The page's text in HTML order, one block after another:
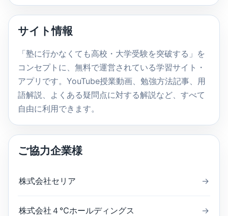
ト
検
索
サイト情報
「塾に行かなくても高校・大学受験を突破する」を
コンセプトに、無料で運営されている学習サイト・
アプリです。YouTube授業動画、勉強方法記事、用
語解説、よくある疑問点に対する解説など、すべて
自由に利用できます。
ご協力企業様
株式会社セリア →
株式会社４℃ホールディングス →